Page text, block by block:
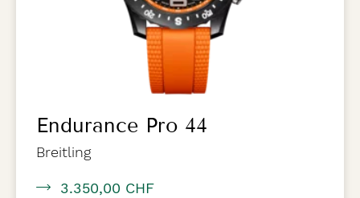
Endurance Pro 44
Breitling
3.350,00 CHF